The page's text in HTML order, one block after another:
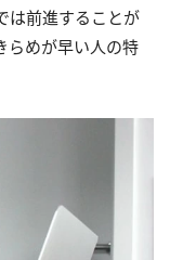
は前進することが
らめが早い人の特